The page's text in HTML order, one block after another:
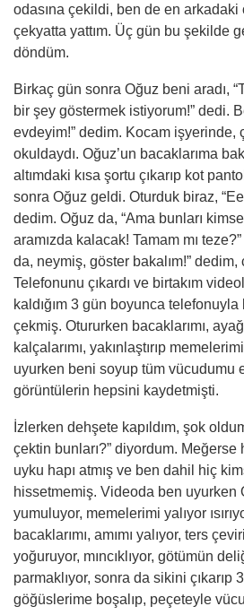
odasına çekildi, ben de en arkadaki
çekyatta yattım. Üç gün bu şekilde
döndüm.
Birkaç gün sonra Oğuz beni aradı,
bir şey göstermek istiyorum!” dedi.
evdeyim!” dedim. Kocam işyerinde,
okuldaydı. Oğuz’un bacaklarıma
altımdaki kısa şortu çıkarıp kot
sonra Oğuz geldi. Oturduk biraz,
dedim. Oğuz da, “Ama bunları
aramızda kalacak! Tamam mı
da, neymiş, göster bakalım!”
Telefonunu çıkardı ve birtakım
kaldığım 3 gün boyunca
çekmiş. Otururken bacaklarımı,
kalçalarımı, yakınlaştırıp
uyurken beni soyup tüm vücudumu
görüntülerin hepsini kaydetmişti.
İzlerken dehşete kapıldım, şok
çektin bunları?” diyordum.
uyku hapı atmış ve ben dahil hiç
hissetmemiş. Videoda ben uyurken
yumuluyor, memelerimi yalıyor
bacaklarımı, amımı yalıyor, ters
yoğuruyor, mıncıklıyor, götümün
parmaklıyor, sonra da sikini çıkarıp
göğüslerime boşalıp, peçeteyle